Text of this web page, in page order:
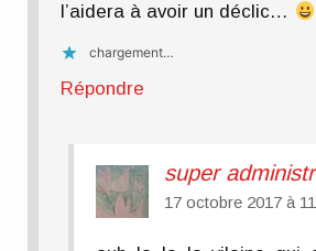
l’aidera à avoir un déclic…
chargement…
Répondre
super
17 octobre 2017 à